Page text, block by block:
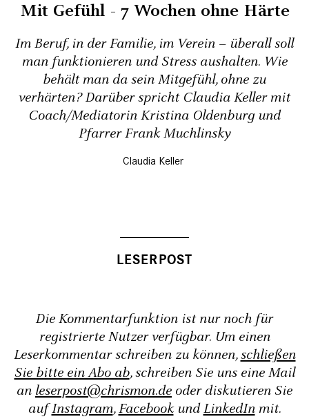
Mit Gefühl - 7 Wochen ohne Härte
Im Beruf, in der Familie, im Verein – überall soll
man funktionieren und Stress aushalten. Wie
behält man da sein Mitgefühl, ohne zu
verhärten? Darüber spricht Claudia Keller mit
Coach/Mediatorin Kristina Oldenburg und
Pfarrer Frank Muchlinsky
Claudia Keller
Die Kommentarfunktion ist nur noch für
registrierte Nutzer verfügbar. Um einen
Leserkommentar schreiben zu können,schließen
Sie bitte ein Abo ab, schreiben Sie uns eine Mail
an leserpost@chrismon.de oder diskutieren Sie
aufInstagram,FacebookundLinkedInmit.